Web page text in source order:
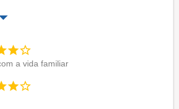
a vida familiar